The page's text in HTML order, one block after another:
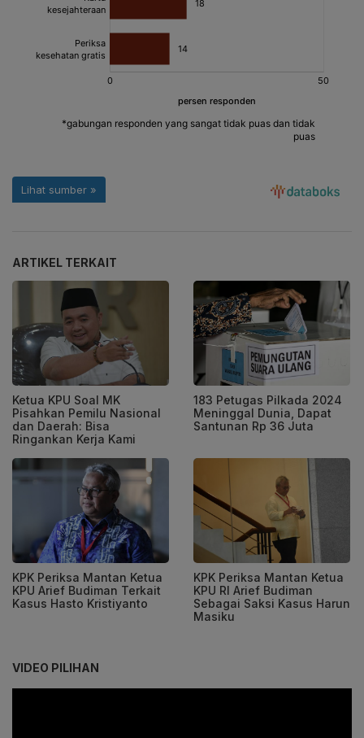
ARTIKEL TERKAIT
Ketua KPU Soal MK
Pisahkan Pemilu Nasional
dan Daerah: Bisa
Ringankan Kerja Kami
183 Petugas Pilkada 2024
Meninggal Dunia, Dapat
Santunan Rp 36 Juta
KPK Periksa Mantan Ketua
KPU Arief Budiman Terkait
Kasus Hasto Kristiyanto
KPK Periksa Mantan Ketua
KPU RI Arief Budiman
Sebagai Saksi Kasus Harun
Masiku
VIDEO PILIHAN